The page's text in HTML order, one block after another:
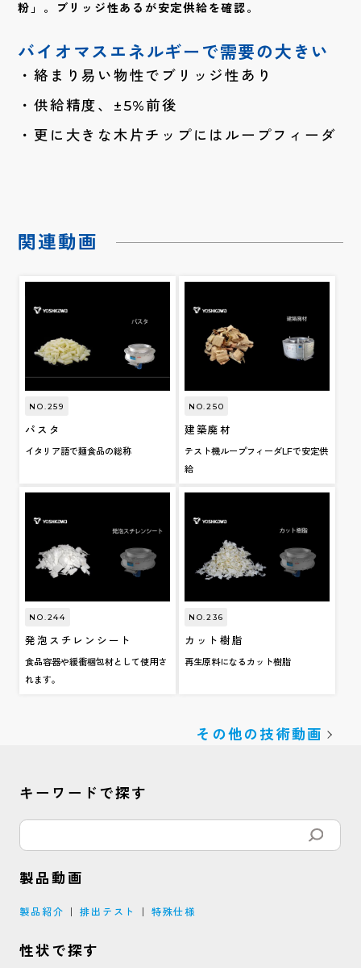
粉」。ブリッジ性あるが安定供給を確認。
バイオマスエネルギーで需要の大きい
絡まり易い物性でブリッジ性あり
供給精度、±5%前後
更に大きな木片チップにはループフィーダ
関連動画
NO.259
パスタ
イタリア語で麺食品の総称
NO.250
建築廃材
テスト機ループフィーダLFで安定供
給
NO.244
発泡スチレンシート
食品容器や緩衝梱包材として使用さ
れます。
NO.236
カット樹脂
再生原料になるカット樹脂
その他の技術動画
キーワードで探す
製品動画
製品紹介 排出テスト 特殊仕様
性状で探す